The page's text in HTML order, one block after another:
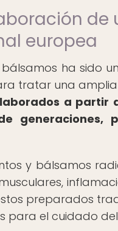
de
europea
ha sido
tratar una
a
generaciones,
y bálsamos
preparados
para el cuidado